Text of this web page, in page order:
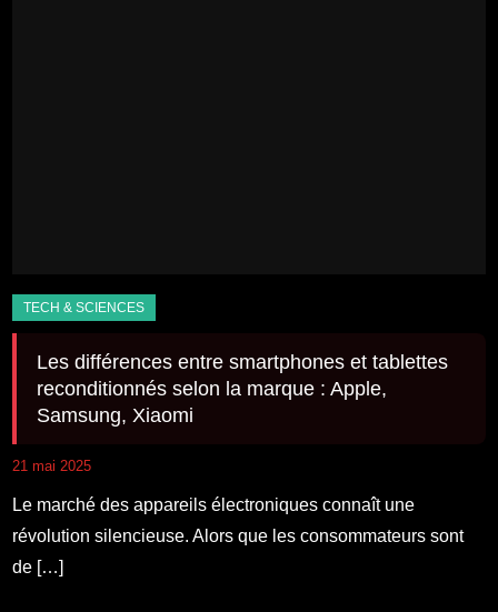
Les différences entre smartphones et tablettes
reconditionnés selon la marque : Apple,
Samsung, Xiaomi
21 mai 2025
Le marché des appareils électroniques connaît une
révolution silencieuse. Alors que les consommateurs sont
de […]